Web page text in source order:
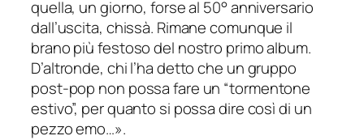
quella, un giorno, forse al 50° anniversario
dall’uscita, chissà. Rimane comunque il
brano più festoso del nostro primo album.
D’altronde, chi l’ha detto che un gruppo
post-pop non possa fare un “tormentone
estivo”, per quanto si possa dire così di un
pezzo emo…».